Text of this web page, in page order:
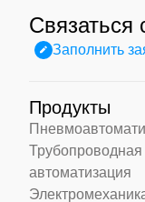
Связаться
Заполнить
Продукты
автоматизация